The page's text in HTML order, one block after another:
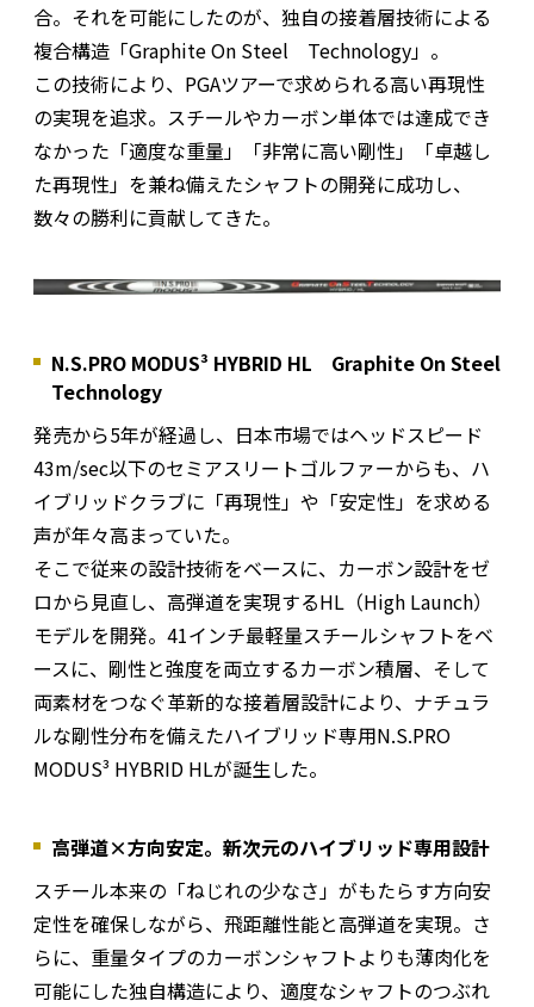
合。それを可能にしたのが、独自の接着層技術による
複合構造「Graphite On Steel Technology」。
この技術により、PGAツアーで求められる高い再現性
の実現を追求。スチールやカーボン単体では達成でき
なかった「適度な重量」「非常に高い剛性」「卓越し
た再現性」を兼ね備えたシャフトの開発に成功し、
数々の勝利に貢献してきた。
N.S.PRO MODUS³ HYBRID HL Graphite On Steel
Technology
発売から5年が経過し、日本市場ではヘッドスピード
43m/sec以下のセミアスリートゴルファーからも、ハ
イブリッドクラブに「再現性」や「安定性」を求める
声が年々高まっていた。
そこで従来の設計技術をベースに、カーボン設計をゼ
ロから見直し、高弾道を実現するHL（High Launch）
モデルを開発。41インチ最軽量スチールシャフトをベ
ースに、剛性と強度を両立するカーボン積層、そして
両素材をつなぐ革新的な接着層設計により、ナチュラ
ルな剛性分布を備えたハイブリッド専用N.S.PRO
MODUS³ HYBRID HLが誕生した。
高弾道×方向安定。新次元のハイブリッド専用設計
スチール本来の「ねじれの少なさ」がもたらす方向安
定性を確保しながら、飛距離性能と高弾道を実現。さ
らに、重量タイプのカーボンシャフトよりも薄肉化を
可能にした独自構造により、適度なシャフトのつぶれ